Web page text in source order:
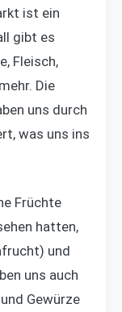
ist ein
gibt es
Fleisch,
Die
uns durch
was uns ins
Früchte
hatten,
und
uns auch
Gewürze